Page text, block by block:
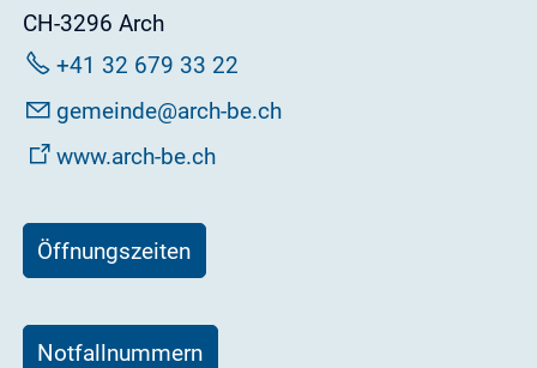
CH-3296 Arch
+41 32 679 33 22
g m nd rch-b
ch
www.arch-be.ch
Öffnungszeiten
Notfallnummern